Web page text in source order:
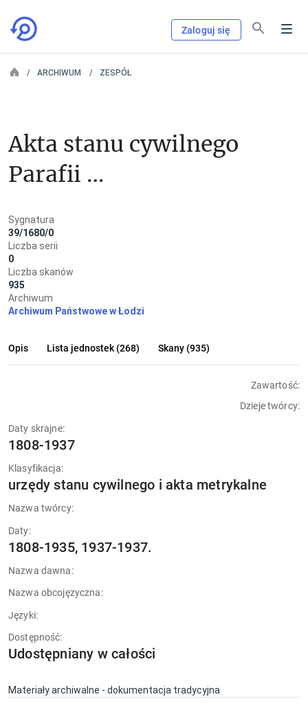
Zaloguj się
ARCHIWUM ZESPÓŁ
Akta stanu cywilnego
Parafii
w Strońsku
Sygnatura
39/1680/0
Liczba serii
0
Liczba skanów
935
Archiwum
Archiwum Państwowe w Łodzi
Opis Lista jednostek (268) Skany (935)
Zawartość:
Dzieje twórcy:
Daty skrajne:
1808-1937
Klasyfikacja:
urzędy stanu cywilnego i akta metrykalne
Nazwa twórcy:
Daty:
1808-1935, 1937-1937.
Nazwa dawna:
Nazwa obcojęzyczna:
Języki:
Dostępność:
Udostępniany w całości
Materiały archiwalne - dokumentacja tradycyjna